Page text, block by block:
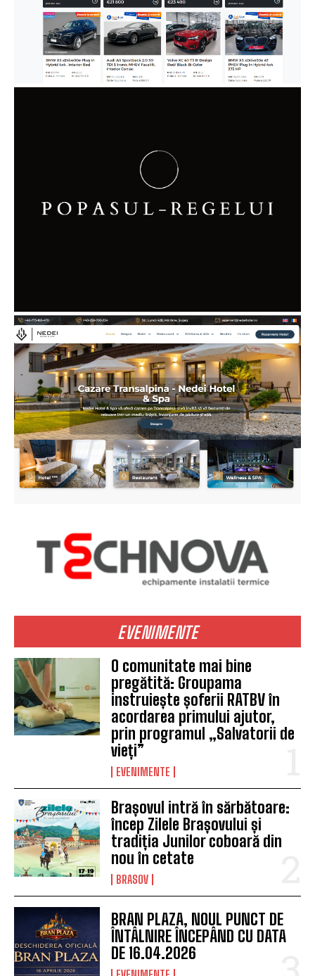
EVENIMENTE
O comunitate mai bine
pregătită: Groupama
instruiește șoferii RATBV în
acordarea primului ajutor,
prin programul „Salvatorii de
vieți”
EVENIMENTE
Brașovul intră în sărbătoare:
încep Zilele Brașovului și
tradiția Junilor coboară din
nou în cetate
BRASOV
BRAN PLAZA, NOUL PUNCT DE
ÎNTÂLNIRE ÎNCEPÂND CU DATA
DE 16.04.2026